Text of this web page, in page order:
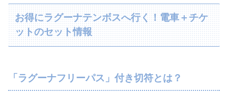
お得にラグーナテンボスへ行く！電車＋チケ
ットのセット情報
「ラグーナフリーパス」付き切符とは？